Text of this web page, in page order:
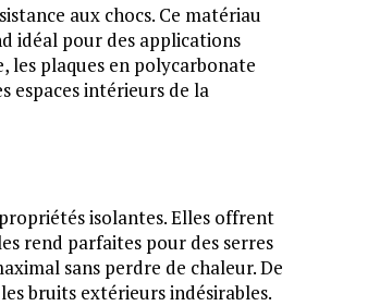
aux chocs. Ce matériau
idéal pour des applications
les plaques en polycarbonate
espaces intérieurs de la
isolantes. Elles offrent
rend parfaites pour des serres
sans perdre de chaleur. De
bruits extérieurs indésirables.